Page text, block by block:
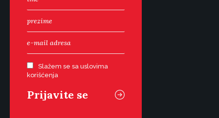
Slažem se sa uslovima
korišćenja